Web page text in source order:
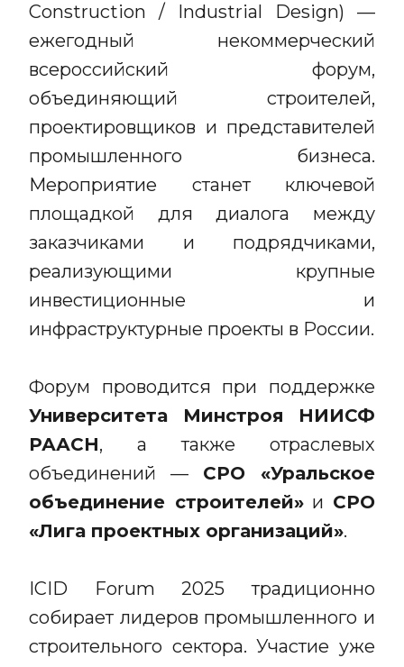
Construction / Industrial Design) —
ежегодный некоммерческий
всероссийский форум,
объединяющий строителей,
проектировщиков и представителей
промышленного бизнеса.
Мероприятие станет ключевой
площадкой для диалога между
заказчиками и подрядчиками,
реализующими крупные
инвестиционные и
инфраструктурные проекты в России.
Форум проводится при поддержке
Университета Минстроя НИИСФ
РААСН, а также отраслевых
объединений — СРО «Уральское
объединение строителей»и СРО
«Лига проектных организаций».
ICID Forum 2025 традиционно
собирает лидеров промышленного и
строительного сектора. Участие уже